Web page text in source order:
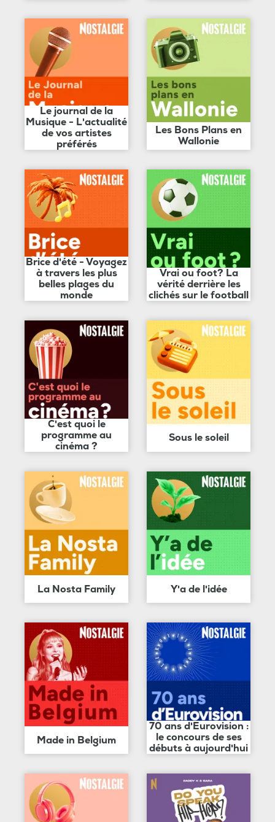
Le journal de la
Musique - L'actualité
de vos artistes
préférés
Les Bons Plans en
Wallonie
Brice d'été - Voyagez
à travers les plus
belles plages du
monde
Vrai ou foot? La
vérité derrière les
clichés sur le football
C'est quoi le
programme au
cinéma ?
Sous le soleil
La Nosta Family Y'a de l'idée
Made in Belgium
70 ans d'Eurovision :
le concours de ses
débuts à aujourd'hui